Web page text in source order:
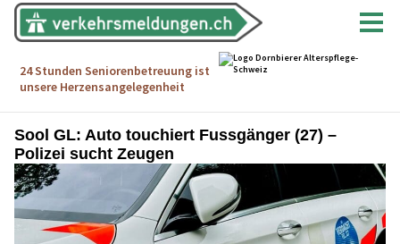
Sool GL: Auto touchiert Fussgänger (27) –
Polizei sucht Zeugen